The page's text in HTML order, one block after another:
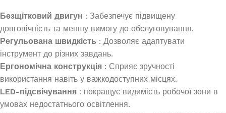
Безщітковий двигун : Забезпечує підвищену
довговічність та меншу вимогу до обслуговування.
Регульована швидкість : Дозволяє адаптувати
інструмент до різних завдань.
Ергономічна конструкція : Сприяє зручності
використання навіть у важкодоступних місцях.
LED-підсвічування : покращує видимість робочої зони в
умовах недостатнього освітлення.